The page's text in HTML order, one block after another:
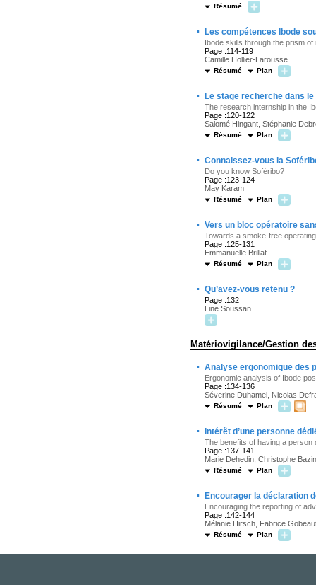
Résumé
· Les compétences Ibode
Ibode skills through the prism of
Page :114-119
Camille Hollier-Larousse
Résumé Plan
· Le stage recherche dans
The research internship in the
Page :120-122
Salomé Hingant, Stéphanie
Résumé Plan
· Connaissez-vous la
Do you know Soféribo?
Page :123-124
May Karam
Résumé Plan
· Vers un bloc opératoire
Towards a smoke-free
Page :125-131
Emmanuelle Brillat
Résumé Plan
· Qu’avez-vous retenu ?
Page :132
Line Soussan
Matériovigilance/Gestion
· Analyse ergonomique des
Ergonomic analysis of Ibode
Page :134-136
Séverine Duhamel, Nicolas
Résumé Plan
· Intérêt d’une personne
The benefits of having a person
Page :137-141
Marie Dehedin, Christophe
Résumé Plan
· Encourager la déclaration
Encouraging the reporting of
Page :142-144
Mélanie Hirsch, Fabrice
Résumé Plan